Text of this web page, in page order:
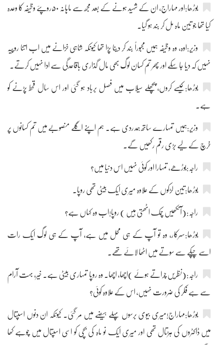
بوڑھا:اور مہاراج، ان کے شہید ہونے کے بعد مجھ سے ماہانہ ۵۰روپئے وظیفہ کا وعدہ
کیا تھا جو تین ماہ مل کر بند ہو گیا۔
وزیر:اوہ، وہ وظیفہ ہمیں مجبوراً بند کر دینا پڑا تھا کیونکہ شاہی خزانے میں اب اتنا روپیہ
نہیں کہ دیا جا سکے اور پھر تم کسان لوگ بھی مال گذاری باقاعدگی سے ادا نہیں کرتے۔
بوڑھا:کیسے کروں، پچھلے سیلاب میں فصل برباد ہو گئی اور اس سال قحط پڑنے کو
ہے۔
وزیر:ہمیں تمہارے ساتھ ہمدردی ہے۔ ہم اپنے اگلے منصوبے میں تم کسانوں پر
خرچ کے لیے بڑی رقم رکھیں گے۔
راجہ:بوڑھے، تمہارا اور کوئی نہیں اس دنیا میں؟
بوڑھا:تین لڑکوں کے علاوہ میری ایک بیٹی تھی روپا۔
راجہ:(آنکھیں چمک اٹھتی ہیں ) روپا!اب وہ کہاں ہے؟
بوڑھا:سرکار، وہ تو آپ کے ہی محل میں ہے، آپ کے ہی لوگ ایک رات
اسے چپکے سے سوتے میں اٹھا لائے تھے۔
راجہ:(نظریں چراتے ہوئے )اچھا، اچھا۔ وہ روپا تمہاری بیٹی ہے۔ خیر، بہت آرام
سے ہے فکر کی ضرورت نہیں، اس کے علاوہ کوئی؟
بوڑھا:مہاراج!میری بیوی برسوں پہلے ہیضے میں مر گئی۔ کیونکہ ان دنوں اسپتال
میں ڈاکٹروں کی ہڑتال تھی اور میری ایک نو ماہ کی بچی کو اسی اسپتال میں چوہے کھا